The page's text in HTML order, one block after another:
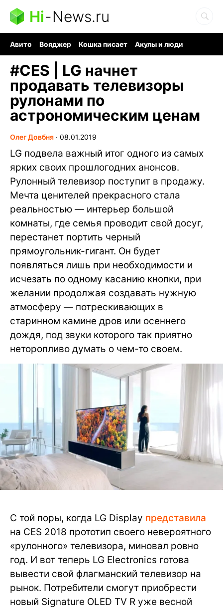
Hi-News.ru
Авито Вояджер Кошка писает
Акулы и люди
#CES | LG начнет
продавать телевизоры
рулонами по
астрономическим ценам
Олег Довбня ∙ 08.01.2019
LG подвела важный итог одного из самых
ярких своих прошлогодних анонсов.
Рулонный телевизор поступит в продажу.
Мечта ценителей прекрасного стала
реальностью — интерьер большой
комнаты, где семья проводит свой досуг,
перестанет портить черный
прямоугольник-гигант. Он будет
появляться лишь при необходимости и
исчезать по одному касанию кнопки, при
желании продолжая создавать нужную
атмосферу — потрескивающих в
старинном камине дров или осеннего
дождя, под звуки которого так приятно
неторопливо думать о чем-то своем.
С той поры, когда LG Display представила
на CES 2018 прототип своего невероятного
«рулонного» телевизора, миновал ровно
год. И вот теперь LG Electronics готова
вывести свой флагманский телевизор на
рынок. Потребители смогут приобрести
новый Signature OLED TV R уже весной